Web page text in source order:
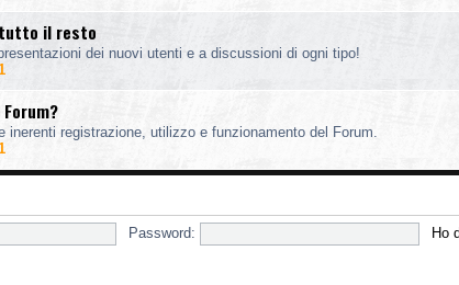
il resto
dei nuovi utenti e a discussioni di ogni tipo!
inerenti registrazione, utilizzo e funzionamento del Forum.
Password: Ho